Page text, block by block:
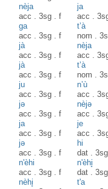
nèja
acc .3sg .f
ja
acc .
ga
acc .3sg .f
t’à
nom .
jà
acc .3sg .f
nèja
acc .
jà
acc .3sg .f
t’à
nom .
ju
acc .3sg .f
n’ù
acc .
jə
acc .3sg .f
nèjə
acc .
ja
acc .3sg .f
je
acc .
jə
acc .3sg .f
hi
dat .3sg
n'èhi
acc .3sg .f
n'èhi̥
dat .3sg
nèhi̥
t'a